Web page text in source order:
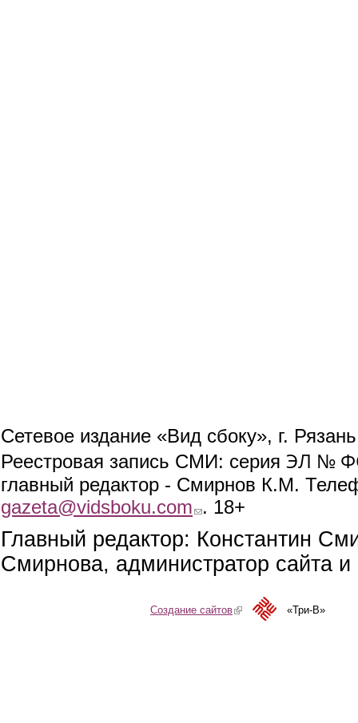
Сетевое издание «Вид сбоку», г.
Реестровая запись СМИ: серия ЭЛ №
главный редактор - Смирнов К.М.
gazeta@vidsboku.com (link sends e-mail)
. 18+
Главный редактор: Константин
Смирнова, администратор сайта
Создание сайтов(link is external)«Три-В»